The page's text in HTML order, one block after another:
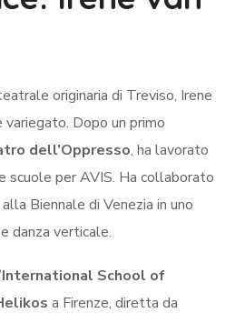
originaria di Treviso, Irene
variegato. Dopo un primo
dell’Oppresso, ha lavorato
scuole per AVIS. Ha collaborato
alla Biennale di Venezia in uno
danza verticale.
International School of
a Firenze, diretta da